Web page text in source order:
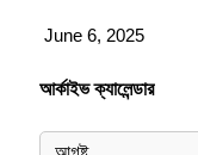
June 6, 2025
আর্কাইভ ক্যালেন্ডার